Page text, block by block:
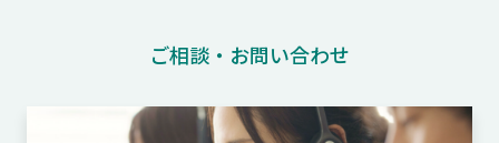
ご相談・お問い合わせ